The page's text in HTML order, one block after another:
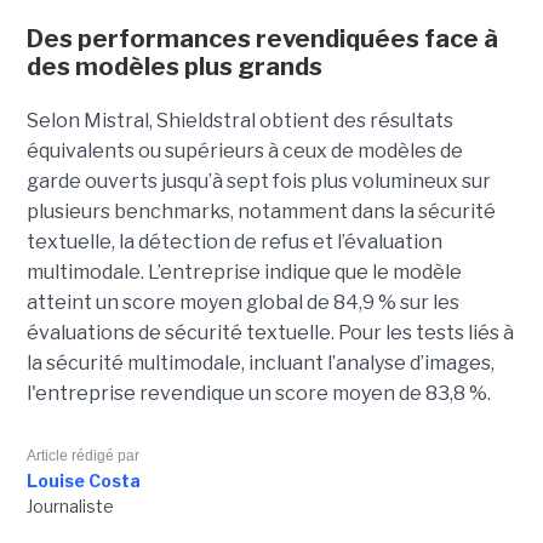
Des performances revendiquées face à
des modèles plus grands
Selon Mistral, Shieldstral obtient des résultats
équivalents ou supérieurs à ceux de modèles de
garde ouverts jusqu’à sept fois plus volumineux sur
plusieurs benchmarks, notamment dans la sécurité
textuelle, la détection de refus et l’évaluation
multimodale. L’entreprise indique que le modèle
atteint un score moyen global de 84,9 % sur les
évaluations de sécurité textuelle. Pour les tests liés à
la sécurité multimodale, incluant l’analyse d’images,
l'entreprise revendique un score moyen de 83,8 %.
Article rédigé par
Louise Costa
Journaliste